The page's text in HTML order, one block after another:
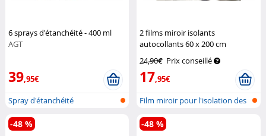
6 sprays d'étanchéité - 400 ml
AGT
39,95€
Spray d'étanchéité
2 films miroir isolants
autocollants 60 x 200 cm
24,90€ Prix conseillé
17,95€
Film miroir pour l'isolation des
fe...
-48 % -48 %